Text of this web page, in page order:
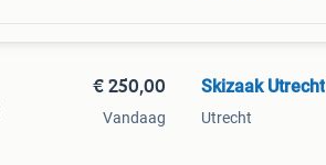
€ 250,00
Vandaag
Skizaak Utrecht
Utrecht